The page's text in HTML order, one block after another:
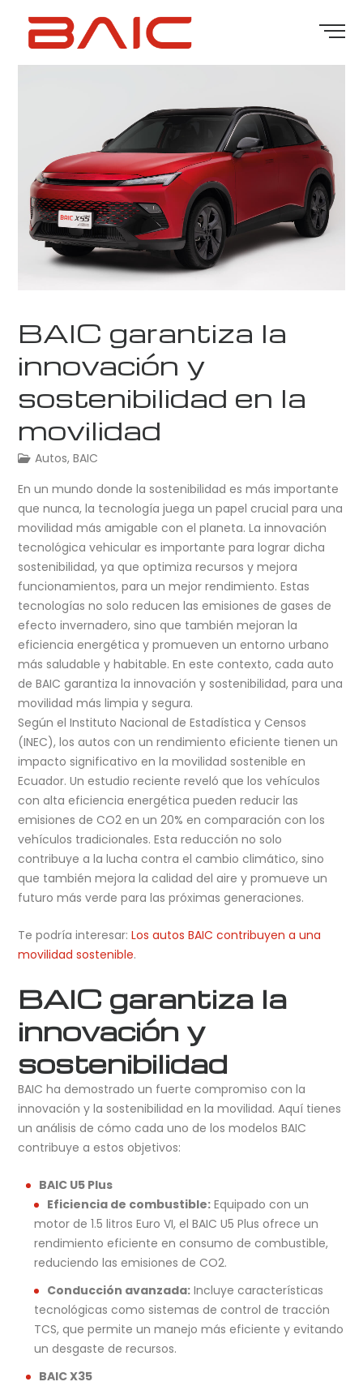
BAIC garantiza la
innovación y
sostenibilidad en la
movilidad
Autos,BAIC
En un mundo donde la sostenibilidad es más importante
que nunca, la tecnología juega un papel crucial para una
movilidad más amigable con el planeta. La innovación
tecnológica vehicular es importante para lograr dicha
sostenibilidad, ya que optimiza recursos y mejora
funcionamientos, para un mejor rendimiento. Estas
tecnologías no solo reducen las emisiones de gases de
efecto invernadero, sino que también mejoran la
eficiencia energética y promueven un entorno urbano
más saludable y habitable. En este contexto, cada auto
de BAIC garantiza la innovación y sostenibilidad, para una
movilidad más limpia y segura.
Según el Instituto Nacional de Estadística y Censos
(INEC), los autos con un rendimiento eficiente tienen un
impacto significativo en la movilidad sostenible en
Ecuador. Un estudio reciente reveló que los vehículos
con alta eficiencia energética pueden reducir las
emisiones de CO2 en un 20% en comparación con los
vehículos tradicionales. Esta reducción no solo
contribuye a la lucha contra el cambio climático, sino
que también mejora la calidad del aire y promueve un
futuro más verde para las próximas generaciones.
Te podría interesar:Los autos BAIC contribuyen a una
movilidad sostenible.
BAIC garantiza la
innovación y
sostenibilidad
BAIC ha demostrado un fuerte compromiso con la
innovación y la sostenibilidad en la movilidad. Aquí tienes
un análisis de cómo cada uno de los modelos BAIC
contribuye a estos objetivos:
BAIC U5 Plus
Eficiencia de combustible: Equipado con un
motor de 1.5 litros Euro VI, el BAIC U5 Plus ofrece un
rendimiento eficiente en consumo de combustible,
reduciendo las emisiones de CO2.
Conducción avanzada: Incluye características
tecnológicas como sistemas de control de tracción
TCS, que permite un manejo más eficiente y evitando
un desgaste de recursos.
BAIC X35